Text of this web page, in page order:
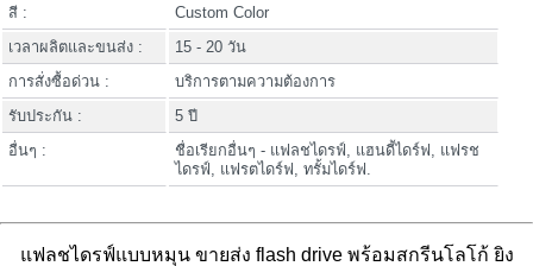
สี :
Custom Color
เวลาผลิตและขนส่ง :
15 - 20 วัน
การสั่งซื้อด่วน :
บริการตามความต้องการ
รับประกัน :
5 ปี
อื่นๆ :
ชื่อเรียกอื่นๆ - แฟลชไดรฟ์, แฮนดี้ไดร์ฟ, แฟรช
ไดรฟ์, แฟรตไดร์ฟ, ทรั้มไดร์ฟ.
แฟลชไดรฟ์แบบหมุน ขายส่ง flash drive พร้อมสกรีนโลโก้ ยิง